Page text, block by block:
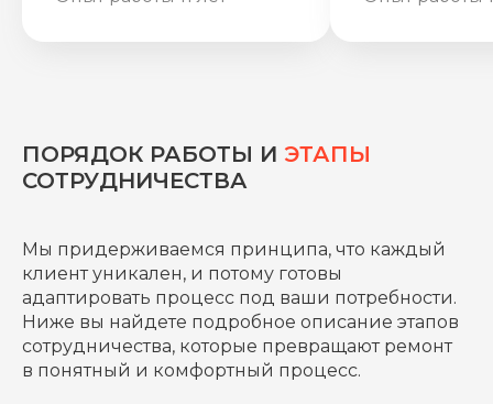
ПОРЯДОК РАБОТЫ И ЭТАПЫ
СОТРУДНИЧЕСТВА
Мы придерживаемся принципа, что каждый
клиент уникален, и потому готовы
адаптировать процесс под ваши потребности.
Ниже вы найдете подробное описание этапов
сотрудничества, которые превращают ремонт
в понятный и комфортный процесс.